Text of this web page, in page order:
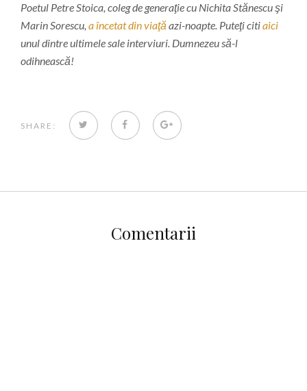
Poetul Petre Stoica, coleg de generaţie cu Nichita Stănescu şi
Marin Sorescu, a încetat din viaţă azi-noapte. Puteţi citiaici
unul dintre ultimele sale interviuri. Dumnezeu să-l
odihnească!
SHARE: TWITTERFACEBOOKGOOGLE+
Comentarii